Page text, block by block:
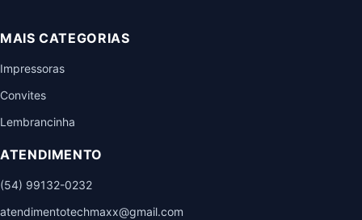
MAIS CATEGORIAS
Impressoras
Convites
Lembrancinha
ATENDIMENTO
(54) 99132-0232
atendimentotechmaxx@gmail.com